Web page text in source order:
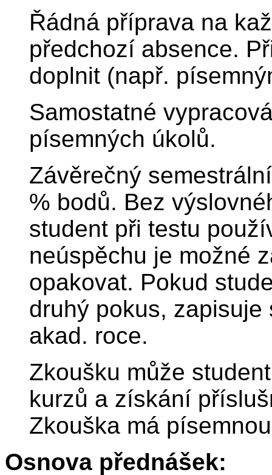
Řádná příprava na
předchozí absence.
doplnit (např.
Samostatné
písemných úkolů.
Závěrečný
% bodů. Bez
student při testu
neúspěchu je možné
opakovat. Pokud
druhý pokus,
akad. roce.
Zkoušku může
kurzů a získání
Zkouška má
Osnova přednášek: